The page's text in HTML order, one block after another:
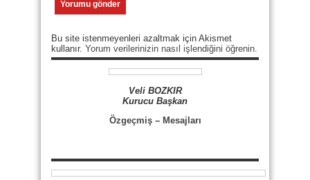
Bu site istenmeyenleri azaltmak için Akismet
kullanır. Yorum verilerinizin nasıl işlendiğini öğrenin.
Veli BOZKIR
Kurucu Başkan
Özgeçmiş– Mesajları